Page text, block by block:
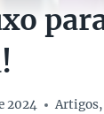
2024 Artigos